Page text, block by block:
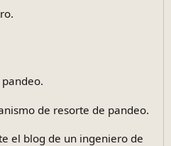
de resorte de pandeo.
el blog de un ingeniero de